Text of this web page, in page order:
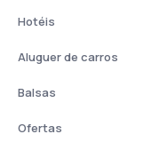
Hotéis
Aluguer de carros
Balsas
Ofertas